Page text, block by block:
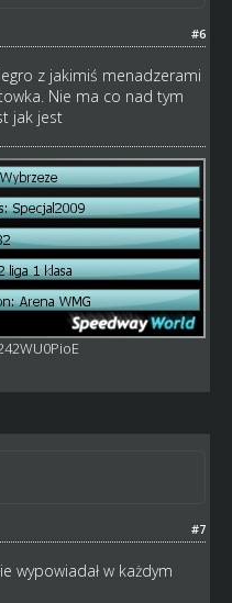
#6
z jakimiś menadzerami
Nie ma co nad tym
jak jest
#7
wypowiadał w każdym